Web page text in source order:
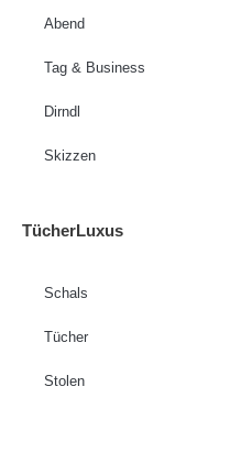
Abend
Tag & Business
Dirndl
Skizzen
TücherLuxus
Schals
Tücher
Stolen